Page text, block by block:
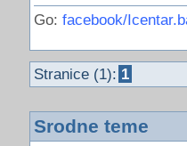
Go: facebook/
Stranice (1): 1
Srodne teme